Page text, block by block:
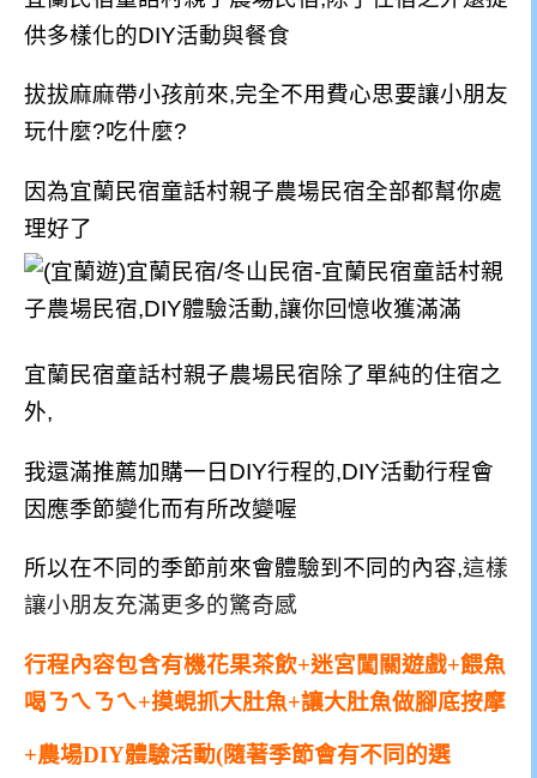
供多樣化的DIY活動與餐食
拔拔麻麻帶小孩前來,完全不用費心思要讓小朋友
玩什麼?吃什麼?
因為宜蘭民宿童話村親子農場民宿全部都幫你處
理好了
宜蘭民宿童話村親子農場民宿除了單純的住宿之
外,
我還滿推薦加購一日DIY行程的,DIY活動行程會
因應季節變化而有所改變喔
所以在不同的季節前來會體驗到不同的內容,這樣
讓小朋友充滿更多的驚奇感
行程內容包含有機花果茶飲+迷宮闖關遊戲+餵魚
喝ㄋㄟㄋㄟ+摸蜆抓大肚魚+讓大肚魚做腳底按摩
+農場DIY體驗活動(隨著季節會有不同的選